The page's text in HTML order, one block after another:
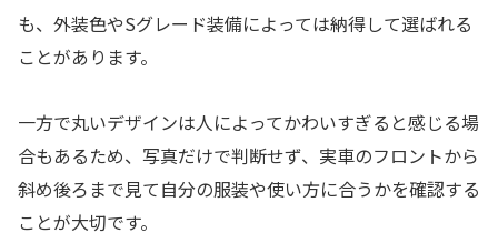
も、外装色やSグレード装備によっては納得して選ばれる
ことがあります。
一方で丸いデザインは人によってかわいすぎると感じる場
合もあるため、写真だけで判断せず、実車のフロントから
斜め後ろまで見て自分の服装や使い方に合うかを確認する
ことが大切です。